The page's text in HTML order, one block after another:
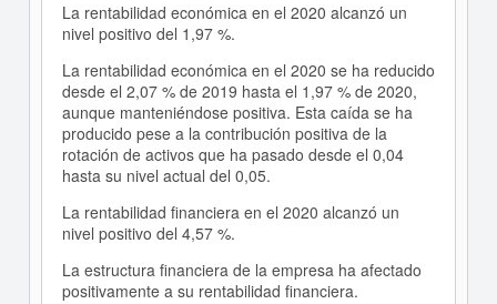
La rentabilidad económica en el 2020 alcanzó un
nivel positivo del 1,97 %.
La rentabilidad económica en el 2020 se ha reducido
desde el 2,07 % de 2019 hasta el 1,97 % de 2020,
aunque manteniéndose positiva. Esta caída se ha
producido pese a la contribución positiva de la
rotación de activos que ha pasado desde el 0,04
hasta su nivel actual del 0,05.
La rentabilidad financiera en el 2020 alcanzó un
nivel positivo del 4,57 %.
La estructura financiera de la empresa ha afectado
positivamente a su rentabilidad financiera.